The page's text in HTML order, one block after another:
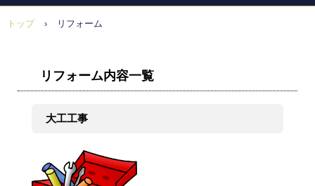
トップ › リフォーム
リフォーム内容一覧
大工工事